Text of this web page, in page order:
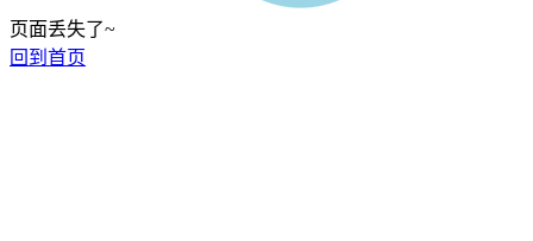
页面丢失了~
回到首页